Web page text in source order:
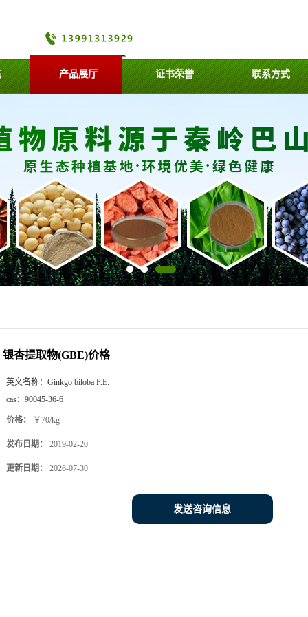
产品展厅 证书荣誉 联系方式
银杏提取物(GBE)价格
英文名称： Ginkgo biloba P.E.
cas： 90045-36-6
价格： ￥70/kg
发布日期： 2019-02-20
更新日期： 2026-07-30
发送咨询信息